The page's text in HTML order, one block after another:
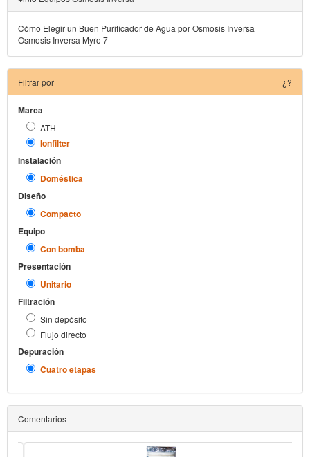
Cómo Elegir un Buen Purificador de Agua por Osmosis Inversa
Osmosis Inversa Myro 7
Filtrar por ¿?
Marca
ATH
Ionfilter
Instalación
Doméstica
Diseño
Compacto
Equipo
Con bomba
Presentación
Unitario
Filtración
Sin depósito
Flujo directo
Depuración
Cuatro etapas
Comentarios